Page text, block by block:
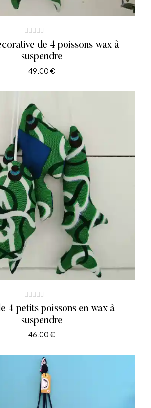
de 4 poissons wax à
suspendre
49.00€
en wax à
suspendre
46.00€